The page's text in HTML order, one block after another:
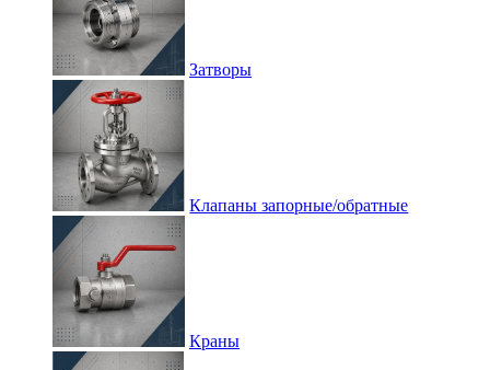
Затворы
Клапаны запорные/обратные
Краны